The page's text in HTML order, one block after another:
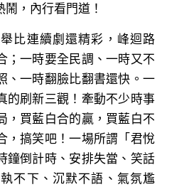
，內行看門道！
比連續劇還精彩，峰迴路
；一時要全民調、一時又不
、一時翻臉比翻書還快。一
的刷新三觀！牽動不少時事
，買藍白合的贏，買藍白不
，搞笑吧！一場所謂「君悅
鐘倒計時、安排失當、笑話
不下、沉默不語、氣氛尷